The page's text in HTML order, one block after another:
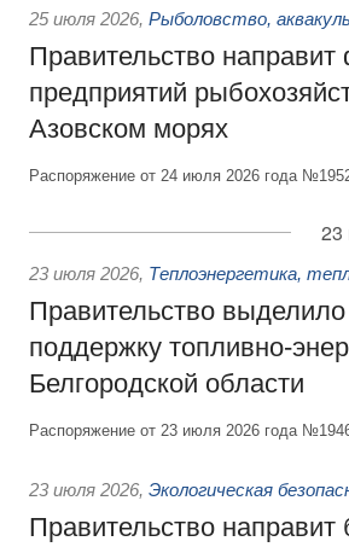
25 июля 2026, Рыболовство,
Правительство
предприятий
Азовском морях
Распоряжение от 24 июля 2026 года
23
23 июля 2026, Теплоэнергетика,
Правительство
поддержку топливно-
Белгородской области
Распоряжение от 23 июля 2026 года
23 июля 2026, Экологическая
Правительство